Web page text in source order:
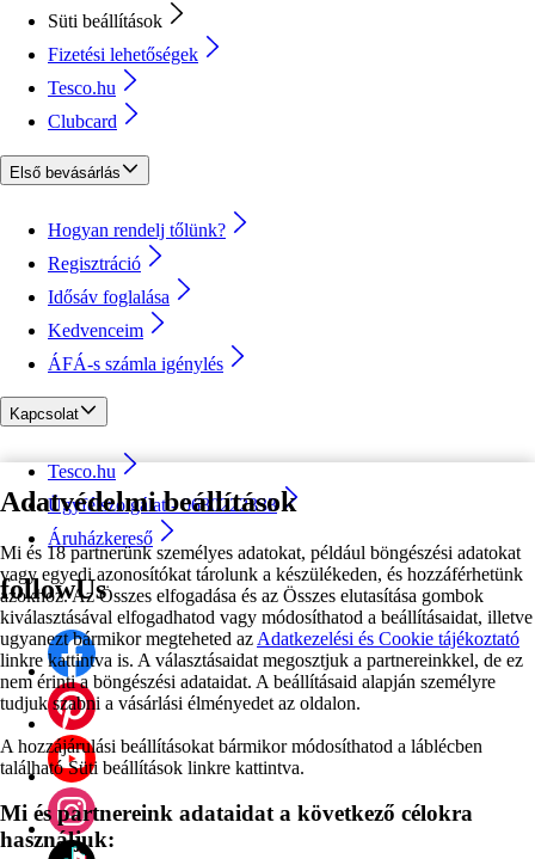
Adatvédelmi beállítások
Mi és 18 partnerünk személyes adatokat, például böngészési adatokat
vagy egyedi azonosítókat tárolunk a készülékeden, és hozzáférhetünk
azokhoz. Az Összes elfogadása és az Összes elutasítása gombok
kiválasztásával elfogadhatod vagy módosíthatod a beállításaidat, illetve
ugyanezt bármikor megteheted az Adatkezelési és Cookie tájékoztató
linkre kattintva is. A választásaidat megosztjuk a partnereinkkel, de ez
nem érinti a böngészési adataidat. A beállításaid alapján személyre
tudjuk szabni a vásárlási élményedet az oldalon.
A hozzájárulási beállításokat bármikor módosíthatod a láblécben
található Süti beállítások linkre kattintva.
Mi és partnereink adataidat a következő célokra
használjuk:
Süti beállítások
Fizetési lehetőségek
Tesco.hu
Clubcard
Első bevásárlás
Hogyan rendelj tőlünk?
Regisztráció
Idősáv foglalása
Kedvenceim
ÁFÁ-s számla igénylés
Kapcsolat
Tesco.hu
Ügyfélszolgálat - 0680222333
Áruházkereső
followUs